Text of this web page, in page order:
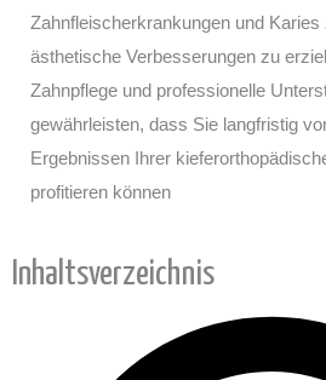
Inhaltsverzeichnis
Zahnfleischerkrankungen und
ästhetische Verbesserungen zu
Zahnpflege und professionelle
gewährleisten, dass Sie langfristig
Ergebnissen Ihrer
profitieren können